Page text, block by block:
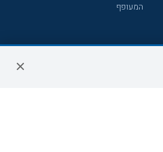
המעופף